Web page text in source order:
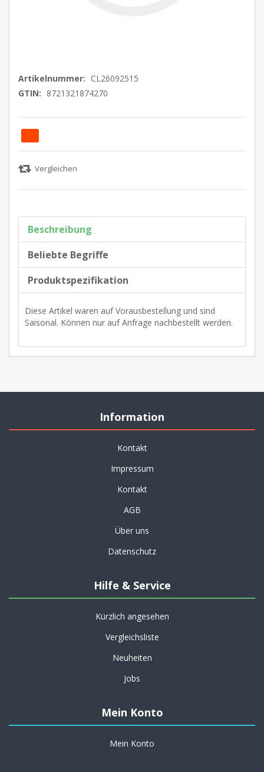
Artikelnummer: CL26092515
GTIN: 8721321874270
Beschreibung
Beliebte Begriffe
Produktspezifikation
Diese Artikel waren auf Vorausbestellung und sind
Saisonal. Können nur auf Anfrage nachbestellt werden.
Information
Kontakt
Impressum
Kontakt
AGB
Über uns
Datenschutz
Hilfe & Service
Kürzlich angesehen
Vergleichsliste
Neuheiten
Jobs
Mein Konto
Mein Konto